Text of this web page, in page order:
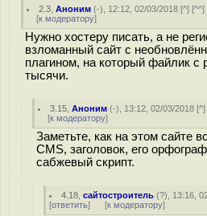
2.3 ,Аноним (-), 12:12, 02/03/2018 [^] [^^]
[к модератору]
Нужно хостеру писать, а не
взломанный сайт с
плагином, на который файлик с
тысячи.
3.15 ,Аноним (-), 13:12, 02/03/2018 [^]
[к модератору]
Заметьте, как на этом сайте
CMS, заголовок, его
сабжевый скрипт.
4.18 ,сайтостроитель (?), 13:16,
[ответить] [к модератору]